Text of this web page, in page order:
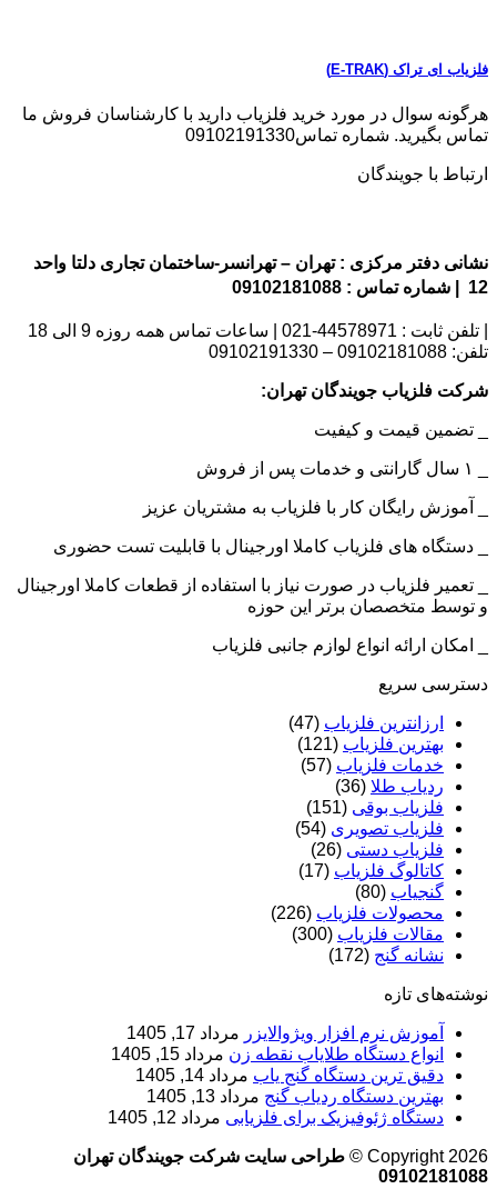
فلزیاب ای تراک (E-TRAK)
هرگونه سوال در مورد خرید فلزیاب دارید با کارشناسان فروش ما
تماس بگیرید. شماره تماس09102191330
ارتباط با جویندگان
نشانی دفتر مرکزی : تهران – تهرانسر-ساختمان تجاری دلتا واحد
12 | شماره تماس : 09102181088
| تلفن ثابت : 44578971-021 | ساعات تماس همه روزه 9 الی 18
تلفن: 09102181088 – 09102191330
شرکت فلزیاب جویندگان تهران:
_ تضمین قیمت و کیفیت
_ آموزش رایگان کار با فلزیاب به مشتریان عزیز
_ دستگاه های فلزیاب کاملا اورجینال با قابلیت تست حضوری
_ تعمیر فلزیاب در صورت نیاز با استفاده از قطعات کاملا اورجینال
و توسط متخصصان برتر این حوزه
_ امکان ارائه انواع لوازم جانبی فلزیاب
دسترسی سریع
ارزانترین فلزیاب (47)
بهترین فلزیاب (121)
خدمات فلزیاب (57)
ردیاب طلا (36)
فلزیاب بوقی (151)
فلزیاب تصویری (54)
فلزیاب دستی (26)
کاتالوگ فلزیاب (17)
گنجیاب (80)
محصولات فلزیاب (226)
مقالات فلزیاب (300)
نشانه گنج (172)
نوشته‌های تازه
آموزش نرم‌ افزار ویژوالایزر مرداد 17, 1405
انواع دستگاه طلایاب نقطه زن مرداد 15, 1405
دقیق ترین دستگاه گنج یاب مرداد 14, 1405
بهترین دستگاه ردیاب گنج مرداد 13, 1405
دستگاه ژئوفیزیک برای فلزیابی مرداد 12, 1405
Copyright 2026 ©
طراحی سایت شرکت جویندگان تهران
09102181088